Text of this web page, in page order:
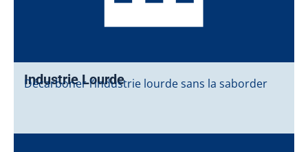
Industrie Lourde
Décarboner l’industrie lourde sans la saborder